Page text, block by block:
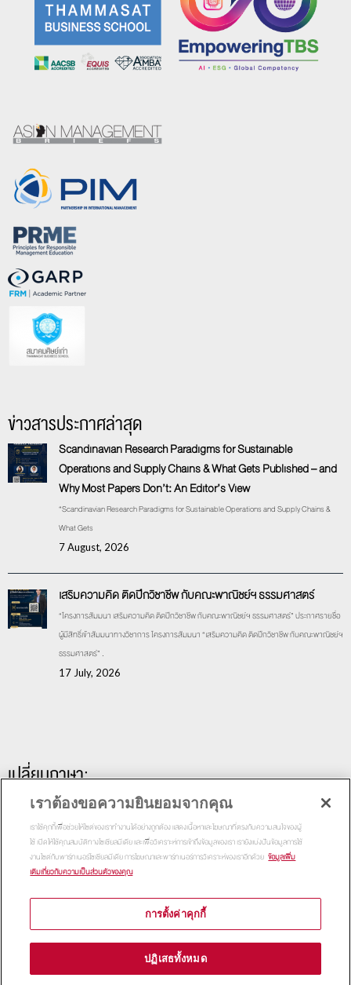
ข่าวสารประกาศล่าสุด
Scandinavian Research Paradigms for Sustainable
Operations and Supply Chains & What Gets Published – and
Why Most Papers Don’t: An Editor’s View
“Scandinavian Research Paradigms for Sustainable Operations and Supply Chains &
What Gets
7 August, 2026
เสริมความคิด ติดปีกวิชาชีพ กับคณะพาณิชย์ฯ ธรรมศาสตร์
“โครงการสัมมนา เสริมความคิด ติดปีกวิชาชีพ กับคณะพาณิชย์ฯ ธรรมศาสตร์” ประกาศรายชื่อ
ผู้มีสิทธิ์เข้าสัมมนาทางวิชาการ โครงการสัมมนา “เสริมความคิด ติดปีกวิชาชีพ กับคณะพาณิชย์ฯ
ธรรมศาสตร์” .
17 July, 2026
เปลี่ยนภาษา:
Copyright 2015Thammasat Business School | All Rights
Reserved
เราต้องขอความยินยอมจากคุณ
เราใช้คุกกี้เพื่อช่วยให้ไซต์ของเราทำงานได้อย่างถูกต้อง แสดงเนื้อหาและโฆษณาที่ตรงกับความสนใจของผู้
ใช้ เปิดให้ใช้คุณสมบัติทางโซเชียลมีเดีย และเพื่อวิเคราะห์การเข้าถึงข้อมูลของเรา เรายังแบ่งปันข้อมูลการใช้
งานไซต์กับพาร์ทเนอร์โซเชียลมีเดีย การโฆษณาและพาร์ทเนอร์การวิเคราะห์ของเราอีกด้วย ข้อมูลเพิ่ม
เติมเกี่ยวกับความเป็นส่วนตัวของคุณ
การตั้งค่าคุกกี้
ปฏิเสธทั้งหมด